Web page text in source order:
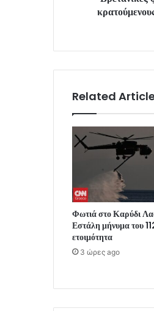
Related
Φωτιά στο Καρύδι
Εστάλη μήνυμα του
ετοιμότητα
3 ώρες ago